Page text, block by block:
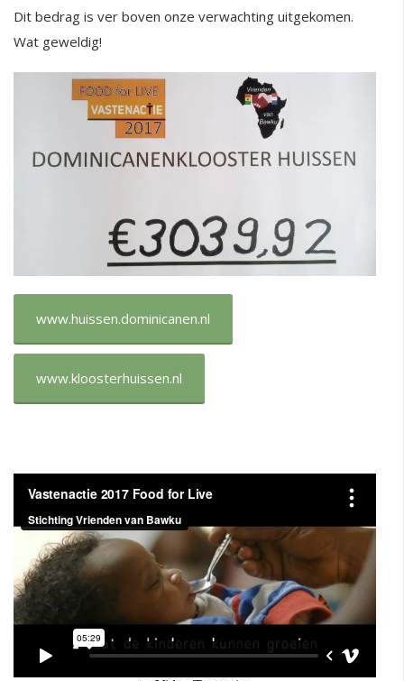
Dit bedrag is ver boven onze verwachting uitgekomen.
Wat geweldig!
www.huissen.dominicanen.nl
www.kloosterhuissen.nl